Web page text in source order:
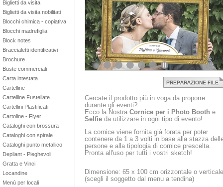
Biglietti da visita
Biglietti da visita nobilitati
Blocchi chimica - copiativa
Blocchi madrefiglia
Block notes
Braccialetti identificativi
Brochure
Buste commerciali
Carta intestata
Cartelline
Cartelline Fustellate
Cartellini Plastificati
Cartoline - Flyer
Cataloghi con brossura
Cataloghi con spirale
Cataloghi punto metallico
Depliant - Pieghevoli
Gratta e Vinci
Locandine
Menù per locali
Cercate il prodotto più in voga da proporre
durante gli eventi?
Ecco la Nostra Cornice per i Photo Booth e
Selfie da utilizzare in ogni tipo di evento!
La cornice viene fornita già forata per poter
contenere da 1 a 3 volti in base alla stazza
persone e alla tipologia di cornice prescelta.
Pronta all'uso per tutti i vostri sketch!
Dimensione: 65 x 100 cm orizzontale o verticale
(scegli il soggetto dal menu a tendina)